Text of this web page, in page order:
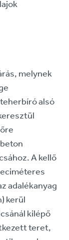
melynek
alsó
A kellő
adalékanyag
kerül
kilépő
teret,